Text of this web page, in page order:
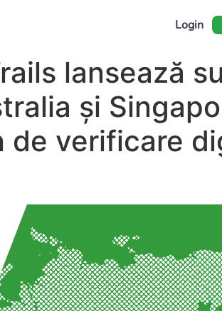
Login
lansează
și
verificare